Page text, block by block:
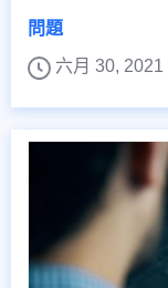
問題
六月 30, 2021